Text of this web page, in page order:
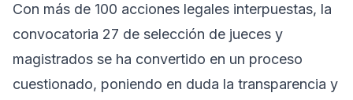
Con más de 100 acciones legales interpuestas, la
convocatoria 27 de selección de jueces y
magistrados se ha convertido en un proceso
cuestionado, poniendo en duda la transparencia y